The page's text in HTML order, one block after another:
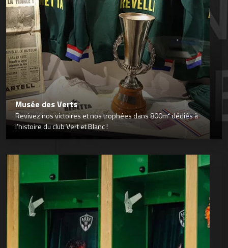
Musée des Verts
Revivez nos victoires et nos trophées dans 800m² dédiés à
l’histoire du club Vert et Blanc !